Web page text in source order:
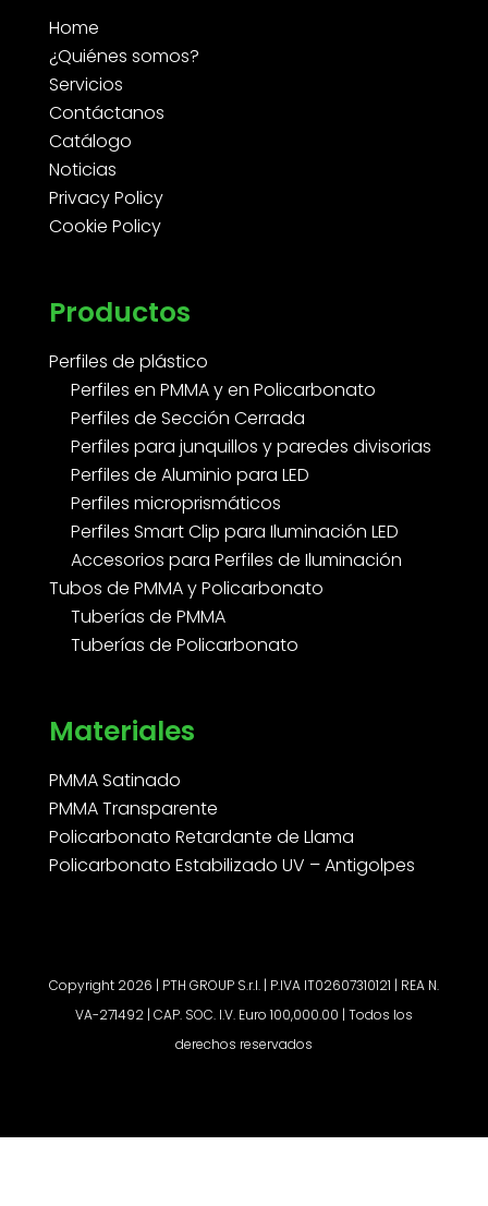
Home
¿Quiénes somos?
Servicios
Contáctanos
Catálogo
Noticias
Privacy Policy
Cookie Policy
Productos
Perfiles de plástico
Perfiles en PMMA y en Policarbonato
Perfiles de Sección Cerrada
Perfiles para junquillos y paredes divisorias
Perfiles de Aluminio para LED
Perfiles microprismáticos
Perfiles Smart Clip para Iluminación LED
Accesorios para Perfiles de Iluminación
Tubos de PMMA y Policarbonato
Tuberías de PMMA
Tuberías de Policarbonato
Materiales
PMMA Satinado
PMMA Transparente
Policarbonato Retardante de Llama
Policarbonato Estabilizado UV – Antigolpes
Copyright 2026 | PTH GROUP S.r.l. | P.IVA IT02607310121 | REA N.
VA-271492 | CAP. SOC. I.V. Euro 100,000.00 | Todos los
derechos reservados